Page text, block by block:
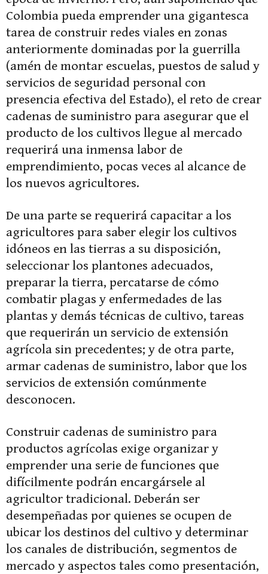
Colombia pueda emprender una gigantesca
tarea de construir redes viales en zonas
anteriormente dominadas por la guerrilla
(amén de montar escuelas, puestos de salud y
servicios de seguridad personal con
presencia efectiva del Estado), el reto de crear
cadenas de suministro para asegurar que el
producto de los cultivos llegue al mercado
requerirá una inmensa labor de
emprendimiento, pocas veces al alcance de
los nuevos agricultores.
De una parte se requerirá capacitar a los
agricultores para saber elegir los cultivos
idóneos en las tierras a su disposición,
seleccionar los plantones adecuados,
preparar la tierra, percatarse de cómo
combatir plagas y enfermedades de las
plantas y demás técnicas de cultivo, tareas
que requerirán un servicio de extensión
agrícola sin precedentes; y de otra parte,
armar cadenas de suministro, labor que los
servicios de extensión comúnmente
desconocen.
Construir cadenas de suministro para
productos agrícolas exige organizar y
emprender una serie de funciones que
difícilmente podrán encargársele al
agricultor tradicional. Deberán ser
desempeñadas por quienes se ocupen de
ubicar los destinos del cultivo y determinar
los canales de distribución, segmentos de
mercado y aspectos tales como presentación,